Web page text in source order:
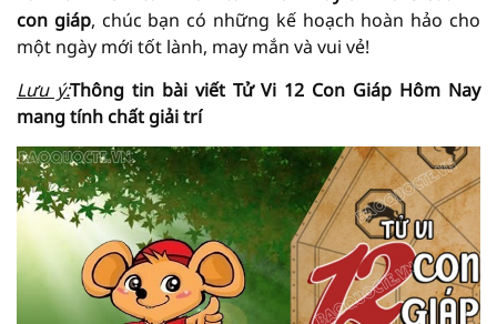
con giáp, chúc bạn có những kế hoạch hoàn hảo cho
một ngày mới tốt lành, may mắn và vui vẻ!
Lưu ý:Thông tin bài viết Tử Vi 12 Con Giáp Hôm Nay
mang tính chất giải trí